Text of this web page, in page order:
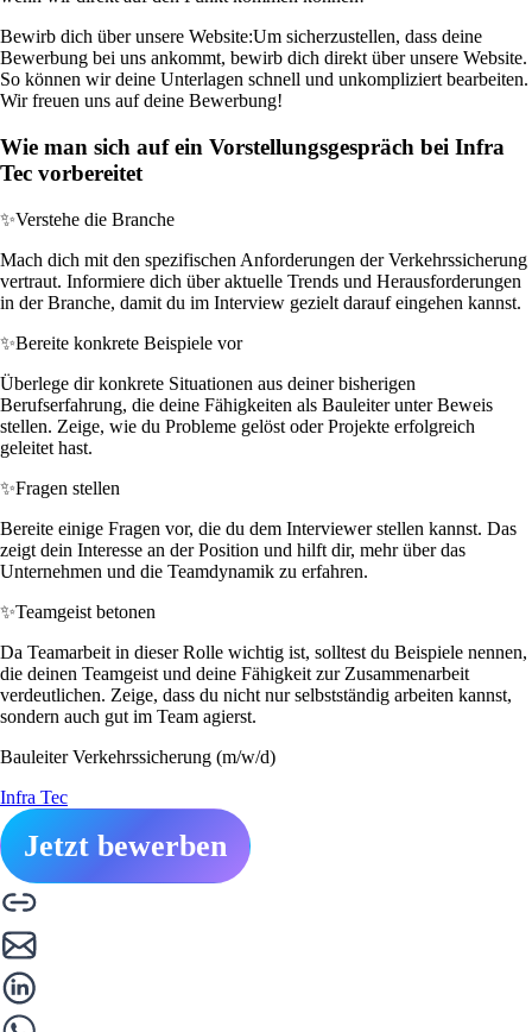
Bewirb dich über unsere Website:Um sicherzustellen, dass deine
Bewerbung bei uns ankommt, bewirb dich direkt über unsere Website.
So können wir deine Unterlagen schnell und unkompliziert bearbeiten.
Wir freuen uns auf deine Bewerbung!
Wie man sich auf ein Vorstellungsgespräch bei Infra
Tec vorbereitet
✨Verstehe die Branche
Mach dich mit den spezifischen Anforderungen der Verkehrssicherung
vertraut. Informiere dich über aktuelle Trends und Herausforderungen
in der Branche, damit du im Interview gezielt darauf eingehen kannst.
✨Bereite konkrete Beispiele vor
Überlege dir konkrete Situationen aus deiner bisherigen
Berufserfahrung, die deine Fähigkeiten als Bauleiter unter Beweis
stellen. Zeige, wie du Probleme gelöst oder Projekte erfolgreich
geleitet hast.
✨Fragen stellen
Bereite einige Fragen vor, die du dem Interviewer stellen kannst. Das
zeigt dein Interesse an der Position und hilft dir, mehr über das
Unternehmen und die Teamdynamik zu erfahren.
✨Teamgeist betonen
Da Teamarbeit in dieser Rolle wichtig ist, solltest du Beispiele nennen,
die deinen Teamgeist und deine Fähigkeit zur Zusammenarbeit
verdeutlichen. Zeige, dass du nicht nur selbstständig arbeiten kannst,
sondern auch gut im Team agierst.
Bauleiter Verkehrssicherung (m/w/d)
Infra Tec
Jetzt bewerben